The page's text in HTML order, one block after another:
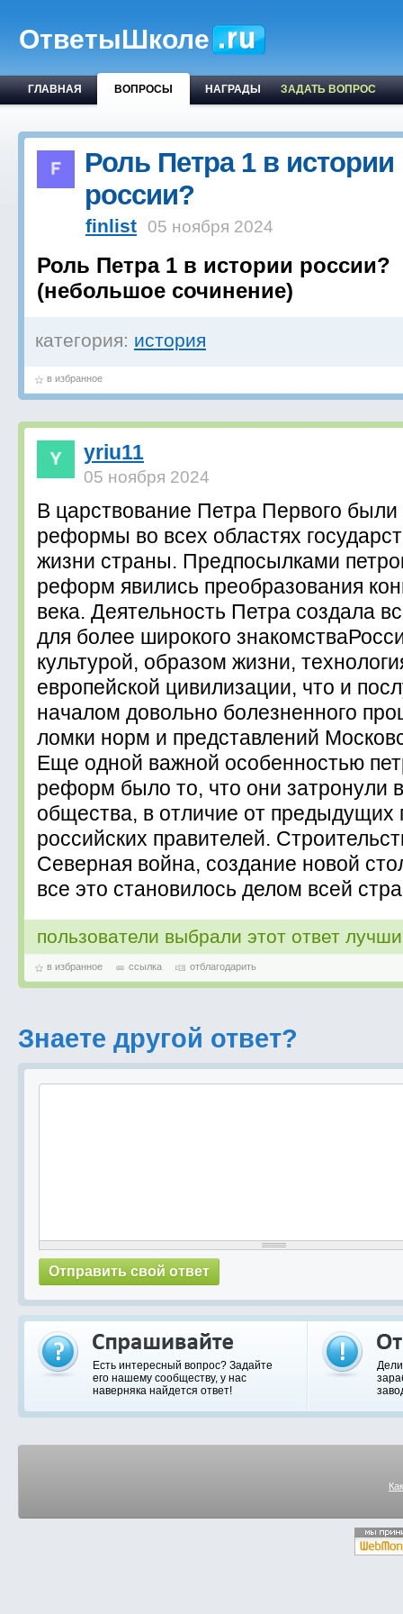
ОтветыШколе
ГЛАВНАЯ ВОПРОСЫ НАГРАДЫ ЗАДАТЬ ВОПРОС
Роль Петра 1 в истории
россии?
finlist 05 ноября 2024
Роль Петра 1 в истории россии?
(небольшое сочинение)
категория: история
в избранное
yriu11
05 ноября 2024
В царствование Петра Первого
реформы во всех областях
жизни страны. Предпосылками
реформ явились преобразования
века. Деятельность Петра создала
для более широкого
культурой, образом жизни,
европейской цивилизации, что и
началом довольно болезненного
ломки норм и представлений
Еще одной важной особенностью
реформ было то, что они затронули
общества, в отличие от предыдущих
российских правителей.
Северная война, создание новой
все это становилось делом всей
пользователи выбрали этот ответ
в избранное ссылка отблагодарить
Знаете другой ответ?
Есть интересный вопрос? Задайте
его нашему сообществу, у нас
наверняка найдется ответ!